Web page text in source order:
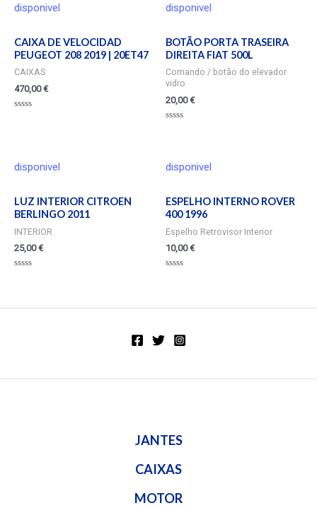
disponivel
CAIXA DE VELOCIDAD
PEUGEOT 208 2019 | 20ET47
CAIXAS
470,00€
disponivel
BOTÃO PORTA TRASEIRA
DIREITA FIAT 500L
Comando / botão do elevador
vidro
20,00€
5
disponivel
LUZ INTERIOR CITROEN
BERLINGO 2011
INTERIOR
25,00€
5
disponivel
ESPELHO INTERNO ROVER
400 1996
Espelho Retrovisor Interior
10,00€
5
JANTES
CAIXAS
MOTOR